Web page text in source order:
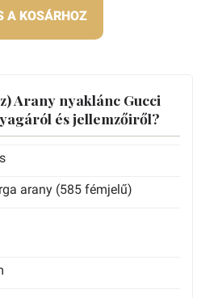
A KOSÁRHOZ
Arany nyaklánc Gucci
és jellemzőiről?
arany (585 fémjelű)